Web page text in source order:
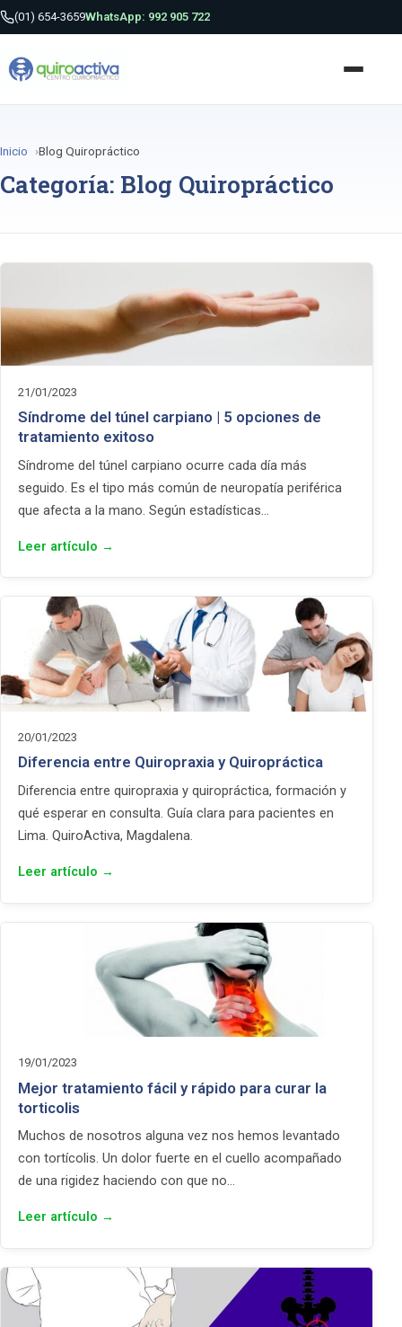
(01) 654-3659WhatsApp: 992 905 722
Inicio Blog Quiropráctico
Categoría: Blog Quiropráctico
21/01/2023
Síndrome del túnel carpiano | 5 opciones de
tratamiento exitoso
Síndrome del túnel carpiano ocurre cada día más
seguido. Es el tipo más común de neuropatía periférica
que afecta a la mano. Según estadísticas…
Leer artículo →
20/01/2023
Diferencia entre Quiropraxia y Quiropráctica
Diferencia entre quiropraxia y quiropráctica, formación y
qué esperar en consulta. Guía clara para pacientes en
Lima. QuiroActiva, Magdalena.
Leer artículo →
19/01/2023
Mejor tratamiento fácil y rápido para curar la
torticolis
Muchos de nosotros alguna vez nos hemos levantado
con tortícolis. Un dolor fuerte en el cuello acompañado
de una rigidez haciendo con que no…
Leer artículo →